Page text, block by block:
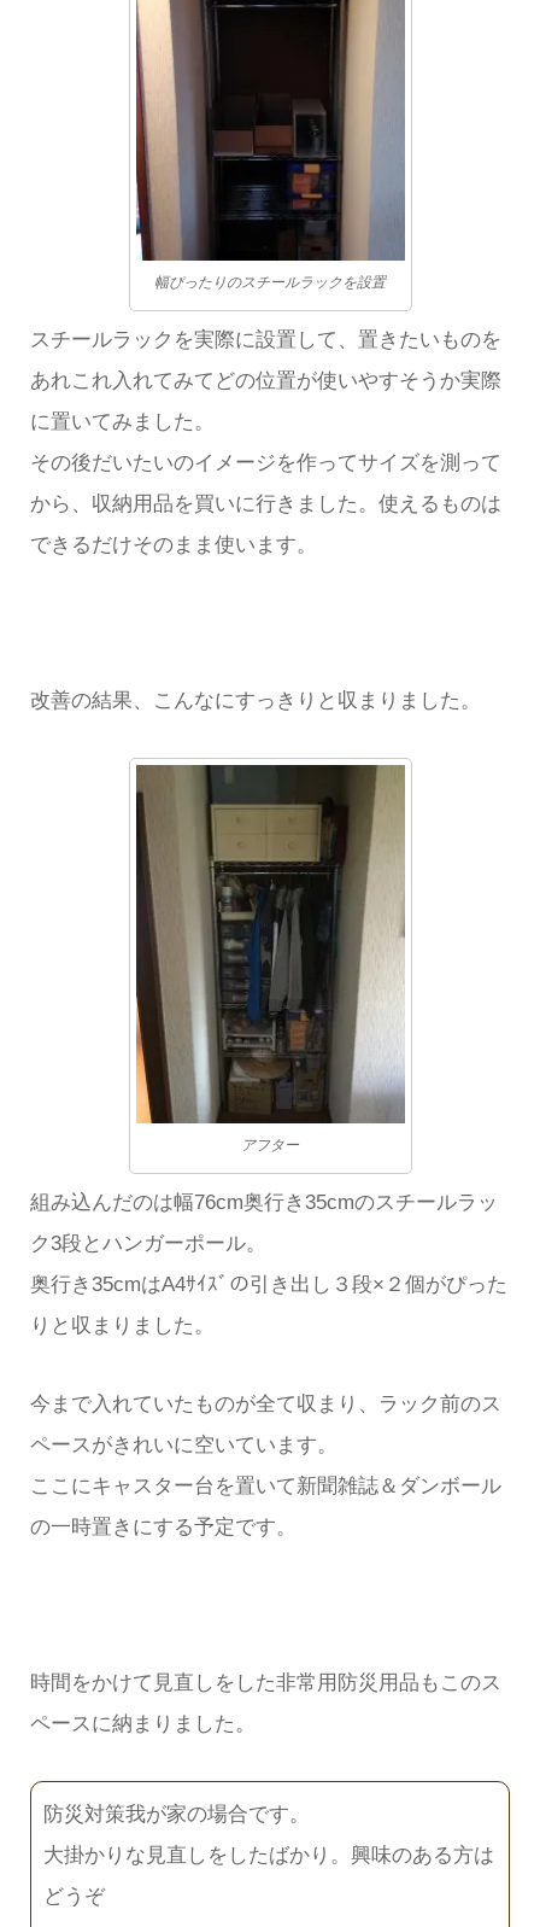
幅ぴったりのスチールラックを設置
スチールラックを実際に設置して、置きたいものを
あれこれ入れてみてどの位置が使いやすそうか実際
に置いてみました。
その後だいたいのイメージを作ってサイズを測って
から、収納用品を買いに行きました。使えるものは
できるだけそのまま使います。
改善の結果、こんなにすっきりと収まりました。
アフター
組み込んだのは幅76cm奥行き35cmのスチールラッ
ク3段とハンガーポール。
奥行き35cmはA4ｻｲｽﾞの引き出し３段×２個がぴった
りと収まりました。
今まで入れていたものが全て収まり、ラック前のス
ペースがきれいに空いています。
ここにキャスター台を置いて新聞雑誌＆ダンボール
の一時置きにする予定です。
時間をかけて見直しをした非常用防災用品もこのス
ペースに納まりました。
防災対策我が家の場合です。
大掛かりな見直しをしたばかり。興味のある方は
どうぞ